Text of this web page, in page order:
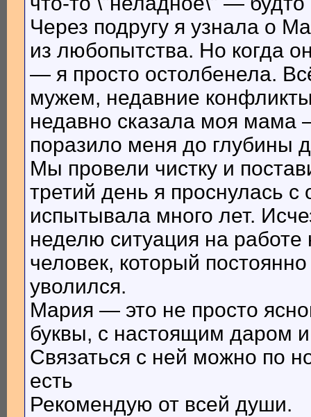
Через подругу я узнала о
из любопытства. Но когда
— я просто остолбенела.
мужем, недавние
недавно сказала моя мама
поразило меня до глубины
Мы провели чистку и
третий день я проснулась
испытывала много лет.
неделю ситуация на
человек, который
уволился.
Мария — это не просто
буквы, с настоящим даром
Связаться с ней можно по
есть
Рекомендую от всей души.